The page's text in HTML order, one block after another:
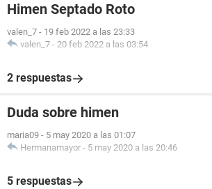
Himen Septado Roto
valen_7 - 19 feb 2022 a las 23:33
valen_7 - 20 feb 2022 a las 03:54
2 respuestas
Duda sobre himen
maria09 - 5 may 2020 a las 01:07
Hermanamayor - 5 may 2020 a las 20:46
5 respuestas